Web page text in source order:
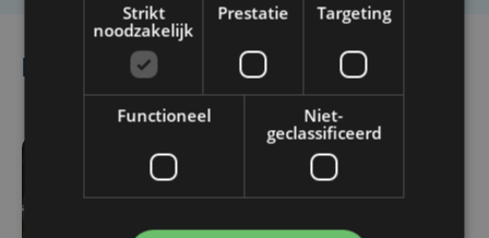
Lees ook
Spijtoptant sluit deal in
prostitutiedossier tegen
Strikt
noodzakelijk
Prestatie Targeting
Functioneel
Niet-
geclassificeerd